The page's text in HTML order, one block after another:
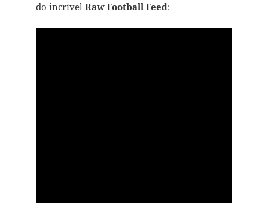
do incrível Raw Football Feed: